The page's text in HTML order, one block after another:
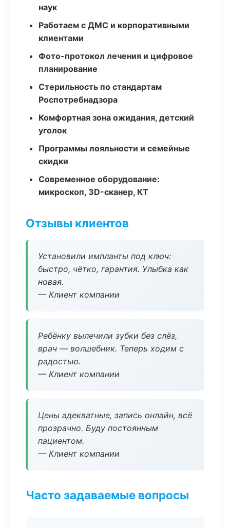
наук
Работаем с ДМС и корпоративными
клиентами
Фото-протокол лечения и цифровое
планирование
Стерильность по стандартам
Роспотребнадзора
Комфортная зона ожидания, детский
уголок
Программы лояльности и семейные
скидки
Современное оборудование:
микроскоп, 3D-сканер, КТ
Отзывы клиентов
Установили импланты под ключ:
быстро, чётко, гарантия. Улыбка как
новая.
— Клиент компании
Ребёнку вылечили зубки без слёз,
врач — волшебник. Теперь ходим с
радостью.
— Клиент компании
Цены адекватные, запись онлайн, всё
прозрачно. Буду постоянным
пациентом.
— Клиент компании
Часто задаваемые вопросы